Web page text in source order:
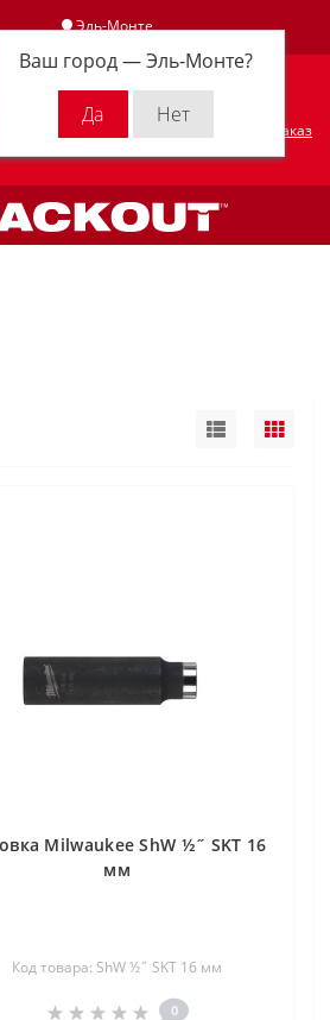
Эль-Монте
Ваш город —Эль-Монте?
Личный кабинет
Оформить заказ
Milwaukee ShW ½˝ SKT 16
мм
Код товара: ShW ½˝ SKT 16 мм
0